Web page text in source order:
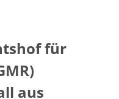
für
aus